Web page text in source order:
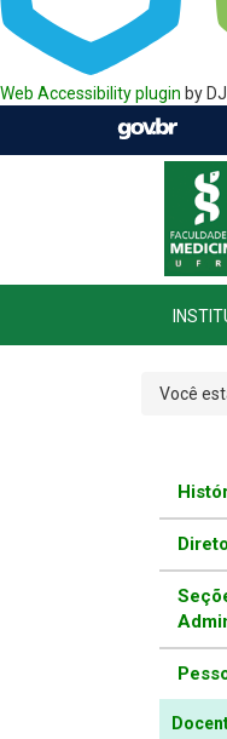
Web Accessibility plugin by
Você